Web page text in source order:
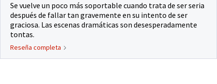
Se vuelve un poco más soportable cuando trata de ser seria
después de fallar tan gravemente en su intento de ser
graciosa. Las escenas dramáticas son desesperadamente
tontas.
Reseña completa